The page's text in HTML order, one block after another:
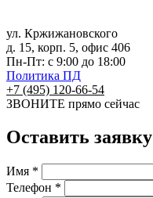
ул. Кржижановского
д. 15, корп. 5, офис 406
Пн-Пт: с 9:00 до 18:00
Политика ПД
+7 (495) 120-66-54
ЗВОНИТЕ прямо сейчас
Оставить заявку
Имя *
Телефон *